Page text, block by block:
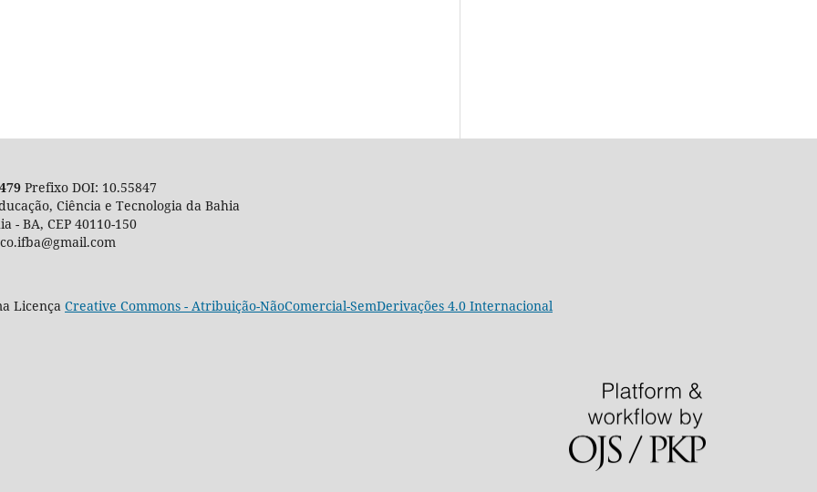
Prefixo DOI: 10.55847
Ciência e Tecnologia da Bahia
- BA, CEP 40110-150
Licença Creative Commons - Atribuição-NãoComercial-SemDerivações 4.0 Internacional